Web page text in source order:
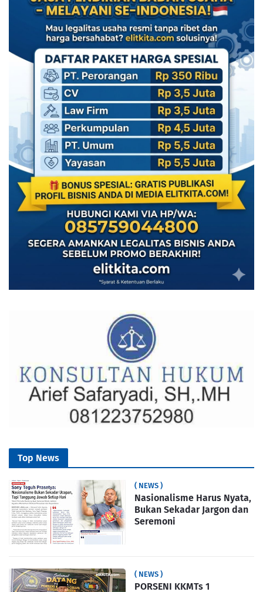
Top News
( NEWS )
Nasionalisme Harus Nyata,
Bukan Sekadar Jargon dan
Seremoni
( NEWS )
PORSENI KKMTs 1